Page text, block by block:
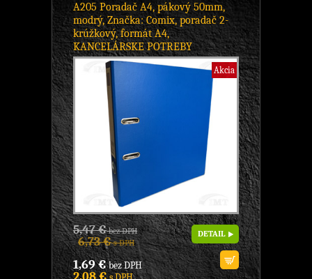
A205 Poradač A4, pákový 50mm,
modrý, Značka: Comix, poradač 2-
krúžkový, formát A4,
KANCELÁRSKE POTREBY
Akcia
5,47 €bez DPH
6,73 €s DPH
1,69 €bez DPH
DETAIL